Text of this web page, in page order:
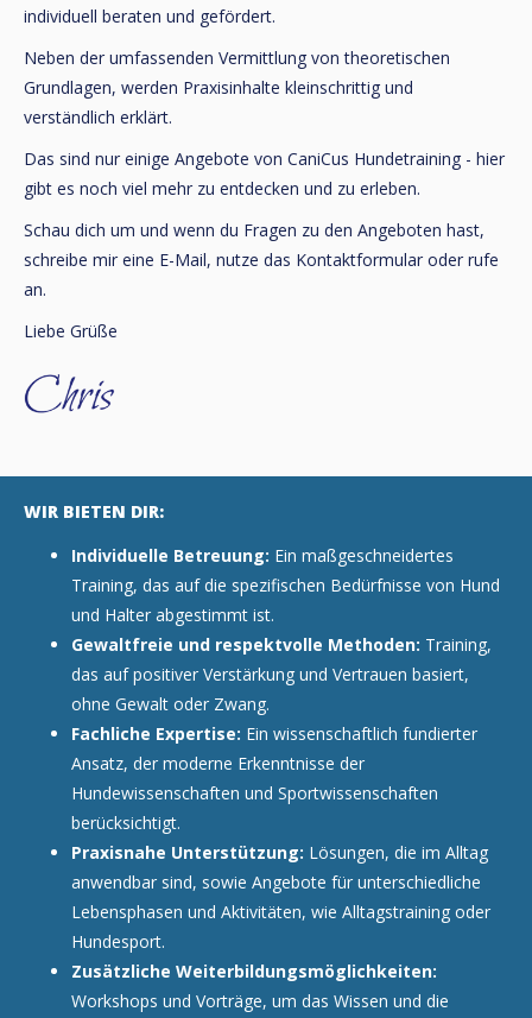
individuell beraten und gefördert.
Neben der umfassenden Vermittlung von theoretischen
Grundlagen, werden Praxisinhalte kleinschrittig und
verständlich erklärt.
Das sind nur einige Angebote von CaniCus Hundetraining - hier
gibt es noch viel mehr zu entdecken und zu erleben.
Schau dich um und wenn du Fragen zu den Angeboten hast,
schreibe mir eine E-Mail, nutze das Kontaktformular oder rufe
an.
Liebe Grüße
WIR BIETEN DIR:
Individuelle Betreuung: Ein maßgeschneidertes
Training, das auf die spezifischen Bedürfnisse von Hund
und Halter abgestimmt ist.
Gewaltfreie und respektvolle Methoden: Training,
das auf positiver Verstärkung und Vertrauen basiert,
ohne Gewalt oder Zwang.
Fachliche Expertise: Ein wissenschaftlich fundierter
Ansatz, der moderne Erkenntnisse der
Hundewissenschaften und Sportwissenschaften
berücksichtigt.
Praxisnahe Unterstützung: Lösungen, die im Alltag
anwendbar sind, sowie Angebote für unterschiedliche
Lebensphasen und Aktivitäten, wie Alltagstraining oder
Hundesport.
Zusätzliche Weiterbildungsmöglichkeiten:
Workshops und Vorträge, um das Wissen und die